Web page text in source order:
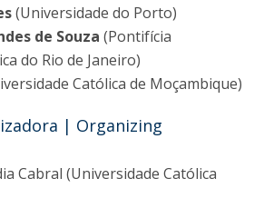
(Universidade do Porto)
de Souza (Pontifícia
do Rio de Janeiro)
Católica de Moçambique)
| Organizing
Cabral (Universidade Católica